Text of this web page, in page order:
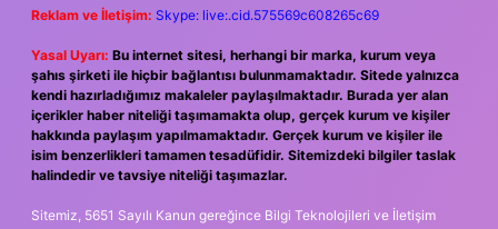
Reklam ve İletişim: Skype: live:.cid.575569c608265c69
Yasal Uyarı: Bu internet sitesi, herhangi bir marka, kurum veya
şahıs şirketi ile hiçbir bağlantısı bulunmamaktadır. Sitede yalnızca
kendi hazırladığımız makaleler paylaşılmaktadır. Burada yer alan
içerikler haber niteliği taşımamakta olup, gerçek kurum ve kişiler
hakkında paylaşım yapılmamaktadır. Gerçek kurum ve kişiler ile
isim benzerlikleri tamamen tesadüfidir. Sitemizdeki bilgiler taslak
halindedir ve tavsiye niteliği taşımazlar.
Sitemiz, 5651 Sayılı Kanun gereğince Bilgi Teknolojileri ve İletişim